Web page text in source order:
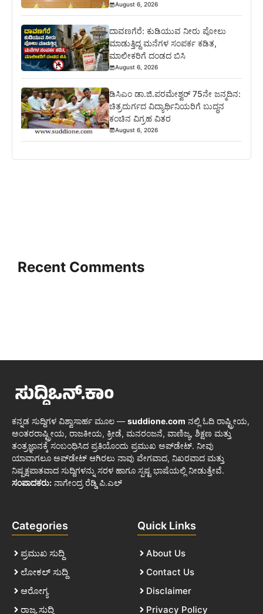
August 6, 2026
ದಾವಣಗೆರೆ: ಕುಡಿಯುವ ನೀರು ಪೋಲು
ಮಾಡುತ್ತಿದ್ದ ಮನೆಗಳ ಸಂಪರ್ಕ ಕಡಿತ,
ಮಾಲೀಕರಿಗೆ ದಂಡದ ಬಿಸಿ
August 6, 2026
ಡಿಸಿಎಂ ಡಾ.ಜಿ.ಪರಮೇಶ್ವರ್ 75ನೇ ಜನ್ಮದಿನ:
ಚಿತ್ರದುರ್ಗದ ವಿದ್ಯಾರ್ಥಿನಿಯರಿಗೆ ಬುದ್ಧನ
ಕಂಚಿನ ವಿಗ್ರಹ ವಿತರ
August 6, 2026
Recent Comments
ಕನ್ನಡ ಸುದ್ದಿಗಳ ವಿಶ್ವಾಸಾರ್ಹ ಮೂಲ — suddione.com ನಲ್ಲಿ ಓದಿ ರಾಷ್ಟ್ರೀಯ,
ಅಂತರರಾಷ್ಟ್ರೀಯ, ರಾಜಕೀಯ, ಕ್ರೀಡೆ, ಮನರಂಜನೆ, ವಾಣಿಜ್ಯ, ಶಿಕ್ಷಣ ಮತ್ತು
ತಂತ್ರಜ್ಞಾನಕ್ಕೆ ಸಂಬಂಧಿಸಿದ ಪ್ರತಿಯೊಂದು ಪ್ರಮುಖ ಅಪ್‌ಡೇಟ್. ನೀವು
ಯಾವಾಗಲೂ ಅಪ್‌ಡೇಟ್ ಆಗಿರಲು ನಾವು ವೇಗವಾದ, ನಿಖರವಾದ ಮತ್ತು
ನಿಷ್ಪಕ್ಷಪಾತವಾದ ಸುದ್ದಿಗಳನ್ನು ಸರಳ ಹಾಗೂ ಸ್ಪಷ್ಟ ಭಾಷೆಯಲ್ಲಿ ನೀಡುತ್ತೇವೆ.
ಸಂಪಾದಕರು: ನಾಗೇಂದ್ರ ರೆಡ್ಡಿ ಪಿ.ಎಲ್
Categories
ಪ್ರಮುಖ ಸುದ್ದಿ
ಲೋಕಲ್ ಸುದ್ದಿ
ಆರೋಗ್ಯ
ರಾಜ್ಯ ಸುದ್ದಿ
Quick Links
About Us
Contact Us
Disclaimer
Privacy Policy